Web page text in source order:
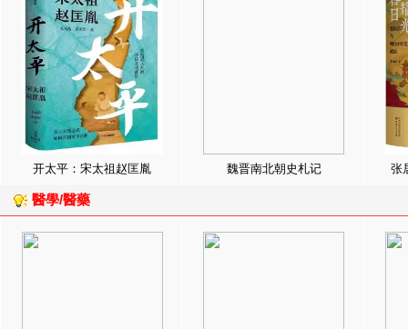
开太平：宋太祖赵匡胤 魏晋南北朝史札记 张
醫學/醫藥